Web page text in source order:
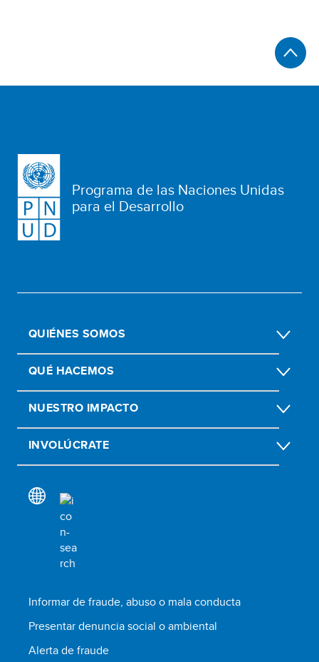
Programa de las Naciones Unidas
para el Desarrollo
QUIÉNES SOMOS
QUÉ HACEMOS
NUESTRO IMPACTO
INVOLÚCRATE
Informar de fraude, abuso o mala conducta
Presentar denuncia social o ambiental
Alerta de fraude